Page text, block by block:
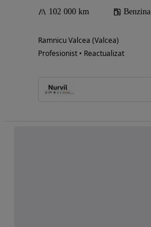
102 000 km Benzina
Ramnicu Valcea (Valcea)
Profesionist • Reactualizat